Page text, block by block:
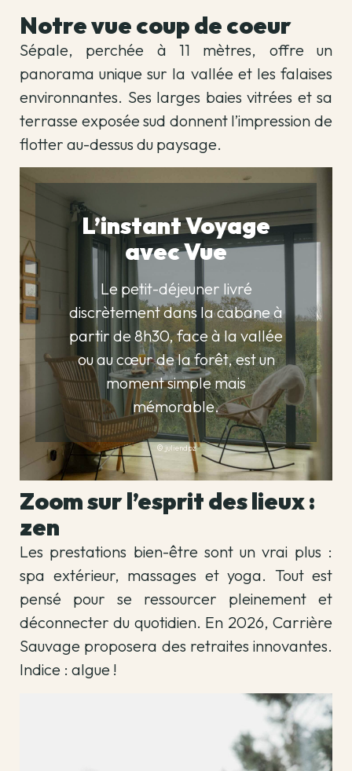
Notre vue coup de coeur
Sépale, perchée à 11 mètres, offre un
panorama unique sur la vallée et les falaises
environnantes. Ses larges baies vitrées et sa
terrasse exposée sud donnent l’impression de
flotter au-dessus du paysage.
L’instant Voyage
avec Vue
Le petit-déjeuner livré
discrètement dans la cabane à
partir de 8h30, face à la vallée
ou au cœur de la forêt, est un
moment simple mais
mémorable.
© juliendpz
Zoom sur l’esprit des lieux :
zen
Les prestations bien-être sont un vrai plus :
spa extérieur, massages et yoga. Tout est
pensé pour se ressourcer pleinement et
déconnecter du quotidien. En 2026, Carrière
Sauvage proposera des retraites innovantes.
Indice : algue !